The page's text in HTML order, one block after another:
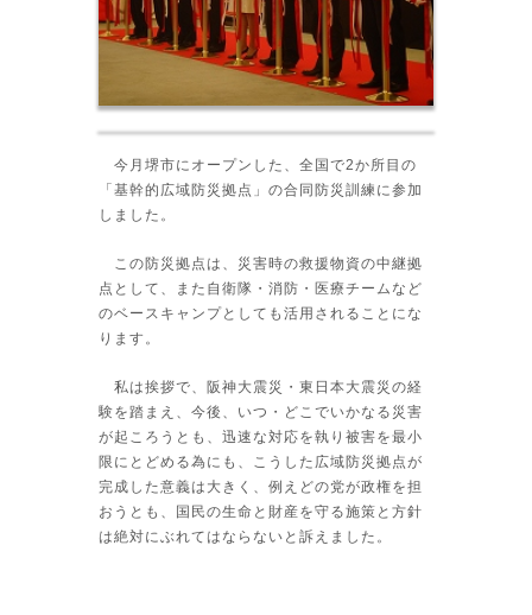
今月堺市にオープンした、全国で2か所目の
「基幹的広域防災拠点」の合同防災訓練に参加
しました。
この防災拠点は、災害時の救援物資の中継拠
点として、また自衛隊・消防・医療チームなど
のベースキャンプとしても活用されることにな
ります。
私は挨拶で、阪神大震災・東日本大震災の経
験を踏まえ、今後、いつ・どこでいかなる災害
が起ころうとも、迅速な対応を執り被害を最小
限にとどめる為にも、こうした広域防災拠点が
完成した意義は大きく、例えどの党が政権を担
おうとも、国民の生命と財産を守る施策と方針
は絶対にぶれてはならないと訴えました。